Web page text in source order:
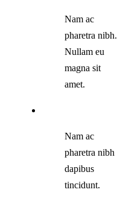
Nam ac
pharetra nibh.
Nullam eu
magna sit
amet.
Nam ac
pharetra nibh
dapibus
tincidunt.